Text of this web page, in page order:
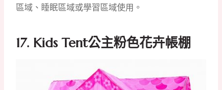
區域、睡眠區域或學習區域使用。
17. Kids Tent公主粉色花卉帳棚